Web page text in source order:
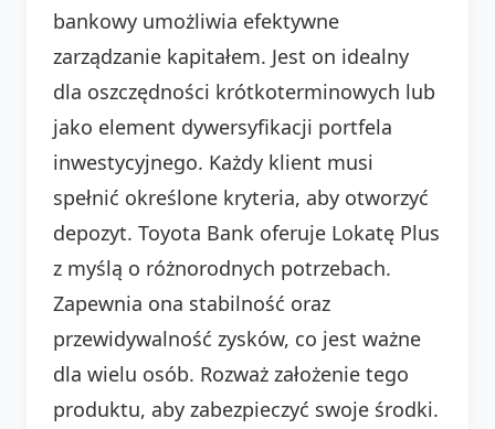
bankowy umożliwia efektywne
zarządzanie kapitałem. Jest on idealny
dla oszczędności krótkoterminowych lub
jako element dywersyfikacji portfela
inwestycyjnego. Każdy klient musi
spełnić określone kryteria, aby otworzyć
depozyt. Toyota Bank oferuje Lokatę Plus
z myślą o różnorodnych potrzebach.
Zapewnia ona stabilność oraz
przewidywalność zysków, co jest ważne
dla wielu osób. Rozważ założenie tego
produktu, aby zabezpieczyć swoje środki.